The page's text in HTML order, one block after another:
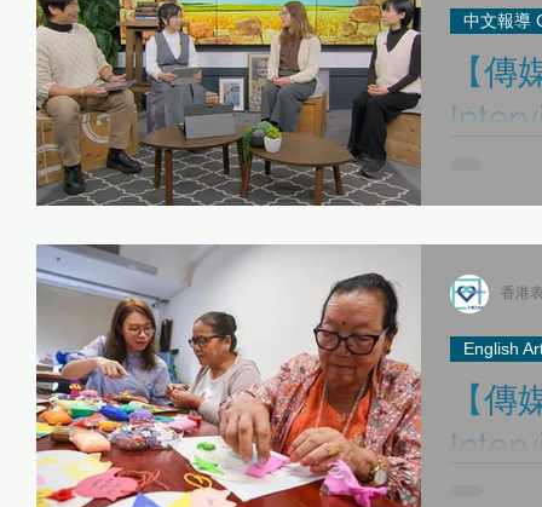
展...
【傳
務中心 推
族活齡社
中文報導
【傳媒
Interview
English
香港